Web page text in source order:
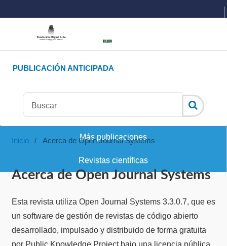
Más publicaciones
Revistas científicas
PUBLICACIÓN ANTICIPADA
Inicio / Acerca de Open Journal Systems
Acerca de Open Journal Systems
Esta revista utiliza Open Journal Systems 3.3.0.7, que es
un software de gestión de revistas de código abierto
desarrollado, impulsado y distribuido de forma gratuita